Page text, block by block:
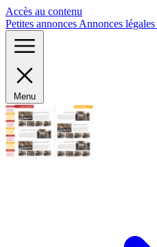
Accès au contenu
Petites annonces Annonces légales
Menu
Panneau de gestion des cookies